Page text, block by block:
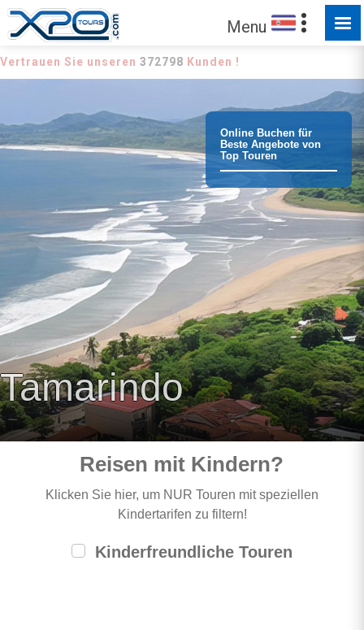
Menu
Vertrauen Sie unseren 372798 Kunden !
Online Buchen für
Beste Angebote von
Top Touren
Tamarindo
Reisen mit Kindern?
Klicken Sie hier, um NUR Touren mit speziellen
Kindertarifen zu filtern!
Kinderfreundliche Touren